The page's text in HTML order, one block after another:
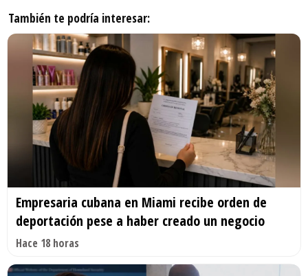
También te podría interesar:
Empresaria cubana en Miami recibe orden de
deportación pese a haber creado un negocio
Hace 18 horas